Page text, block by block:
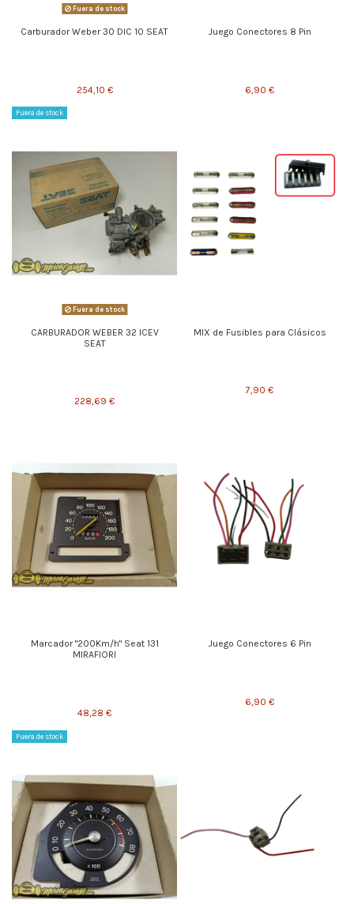
Fuera de stock
Carburador Weber 30 DIC 10 SEAT
254,10 €
Juego Conectores 8 Pin
6,90 €
Fuera de stock
Fuera de stock
CARBURADOR WEBER 32 ICEV
SEAT
228,69 €
MIX de Fusibles para Clásicos
7,90 €
Marcador "200Km/h" Seat 131
MIRAFIORI
48,28 €
Juego Conectores 6 Pin
6,90 €
Fuera de stock